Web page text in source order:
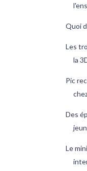
Quoi
Les
la
Pic
Des
Le